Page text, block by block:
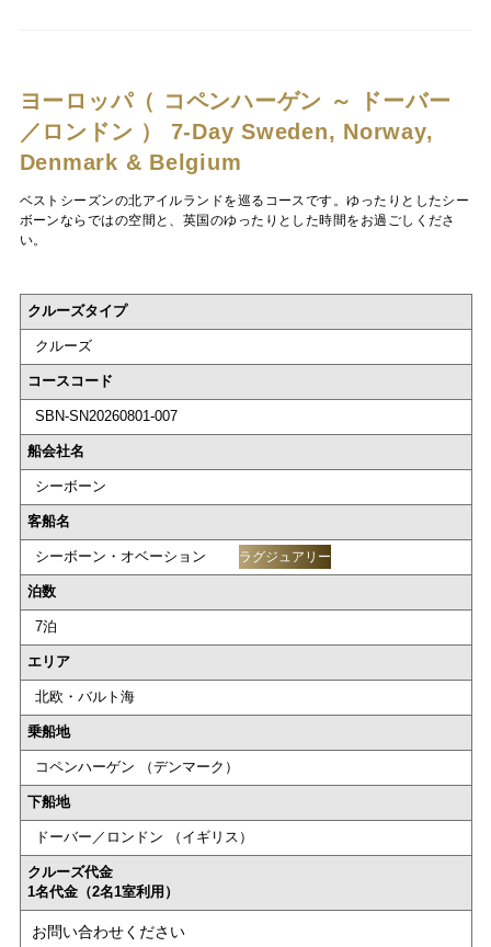
ヨーロッパ（ コペンハーゲン ～ ドーバー
／ロンドン ） 7-Day Sweden, Norway,
Denmark & Belgium
ベストシーズンの北アイルランドを巡るコースです。ゆったりとしたシー
ボーンならではの空間と、英国のゆったりとした時間をお過ごしくださ
い。
クルーズタイプ
クルーズ
コースコード
SBN-SN20260801-007
船会社名
シーボーン
客船名
シーボーン・オベーション ラグジュアリー
泊数
7泊
エリア
北欧・バルト海
乗船地
コペンハーゲン （デンマーク）
下船地
ドーバー／ロンドン （イギリス）
クルーズ代金
1名代金（2名1室利用）
お問い合わせください